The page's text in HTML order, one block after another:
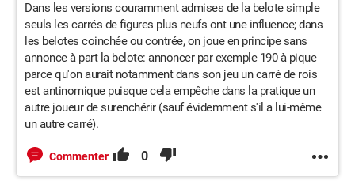
Dans les versions couramment admises de la belote simple
seuls les carrés de figures plus neufs ont une influence; dans
les belotes coinchée ou contrée, on joue en principe sans
annonce à part la belote: annoncer par exemple 190 à pique
parce qu'on aurait notamment dans son jeu un carré de rois
est antinomique puisque cela empêche dans la pratique un
autre joueur de surenchérir (sauf évidemment s'il a lui-même
un autre carré).
Commenter 0